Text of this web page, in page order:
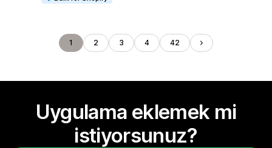
1 2 3 4 42
Uygulama eklemek mi
istiyorsunuz?